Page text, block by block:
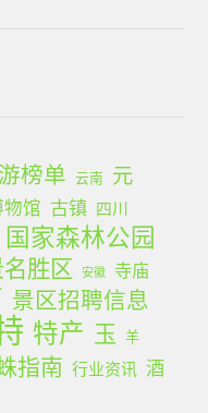
榜单 云南 元
物馆 古镇 四川
国家森林公园
胜区 安徽 寺庙
景区招聘信息
特产 玉 羊
指南 行业资讯 酒